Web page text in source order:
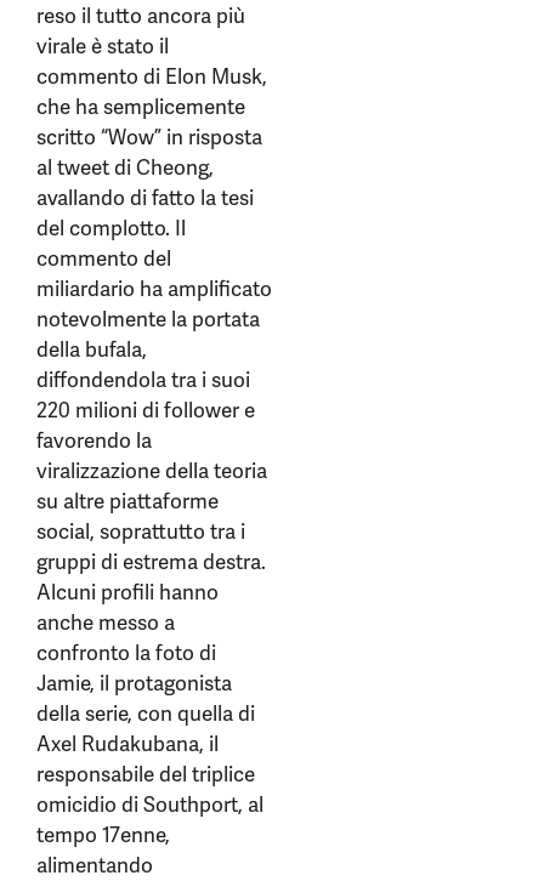
reso il tutto ancora più
virale è stato il
commento di Elon Musk,
che ha semplicemente
scritto “Wow” in risposta
al tweet di Cheong,
avallando di fatto la tesi
del complotto. Il
commento del
miliardario ha amplificato
notevolmente la portata
della bufala,
diffondendola tra i suoi
220 milioni di follower e
favorendo la
viralizzazione della teoria
su altre piattaforme
social, soprattutto tra i
gruppi di estrema destra.
Alcuni profili hanno
anche messo a
confronto la foto di
Jamie, il protagonista
della serie, con quella di
Axel Rudakubana, il
responsabile del triplice
omicidio di Southport, al
tempo 17enne,
alimentando